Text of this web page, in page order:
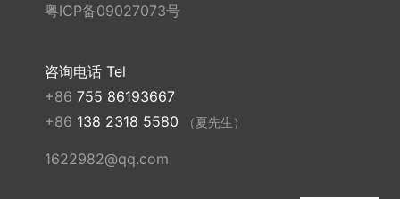
粤ICP备09027073号
咨询电话 Tel
+86 755 86193667
+86 138 2318 5580 （夏先生）
1622982@qq.com